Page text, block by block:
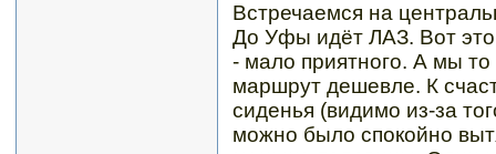
Встречаемся на
До Уфы идёт ЛАЗ. Вот это
- мало приятного. А мы
маршрут дешевле. К
сиденья (видимо из-за
можно было спокойно